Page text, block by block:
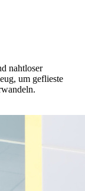
nahtloser
um geflieste